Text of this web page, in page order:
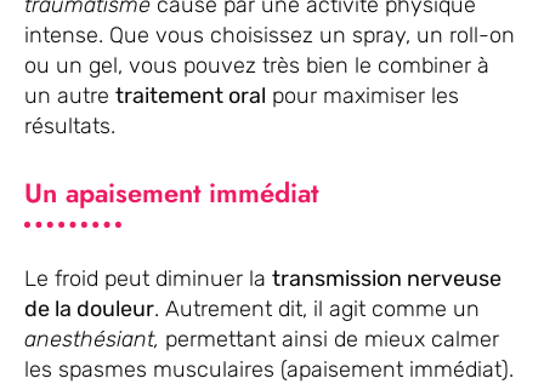
intense. Que vous choisissez un spray, un roll-on
ou un gel, vous pouvez très bien le combiner à
un autre traitement oral pour maximiser les
résultats.
Un apaisement immédiat
Le froid peut diminuer la transmission nerveuse
de la douleur. Autrement dit, il agit comme un
anesthésiant, permettant ainsi de mieux calmer
les spasmes musculaires (apaisement immédiat).